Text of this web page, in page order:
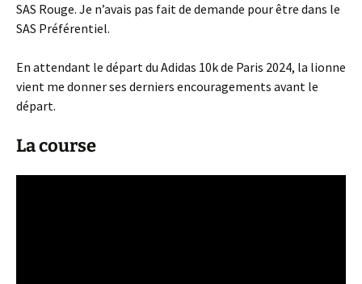
SAS Rouge. Je n’avais pas fait de demande pour être dans le
SAS Préférentiel.
En attendant le départ du Adidas 10k de Paris 2024, la lionne
vient me donner ses derniers encouragements avant le
départ.
La course